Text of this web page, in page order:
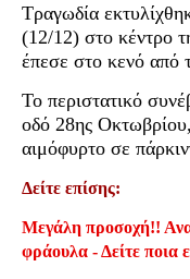
Τραγωδία
(12/12) στο κέντρο
έπεσε στο κενό από
Το περιστατικό
οδό 28ης
αιμόφυρτο σε
Δείτε επίσης:
Μεγάλη προσοχή!!
φράουλα - Δείτε ποια